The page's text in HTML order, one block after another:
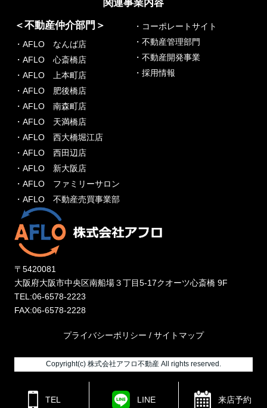
関連事業内容
＜不動産仲介部門＞
・AFLO なんば店
・AFLO 心斎橋店
・AFLO 上本町店
・AFLO 肥後橋店
・AFLO 南森町店
・AFLO 天満橋店
・AFLO 西大橋堀江店
・AFLO 西田辺店
・AFLO 新大阪店
・AFLO ファミリーサロン
・AFLO 不動産売買事業部
・コーポレートサイト
・不動産管理部門
・不動産開発事業
・採用情報
〒5420081
大阪府大阪市中央区南船場３丁目5-17クオーツ心斎橋 9F
TEL:06-6578-2223
FAX:06-6578-2228
プライバシーポリシー / サイトマップ
Copyright(c) 株式会社アフロ不動産 All rights reserved.
TEL LINE 来店予約